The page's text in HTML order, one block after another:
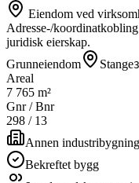
Eiendom ved
Adresse-/
juridisk eierskap.
Grunneiendom
Stange
Areal
7 765 m²
Gnr / Bnr
298 / 13
Annen industribygning
Bekreftet bygg